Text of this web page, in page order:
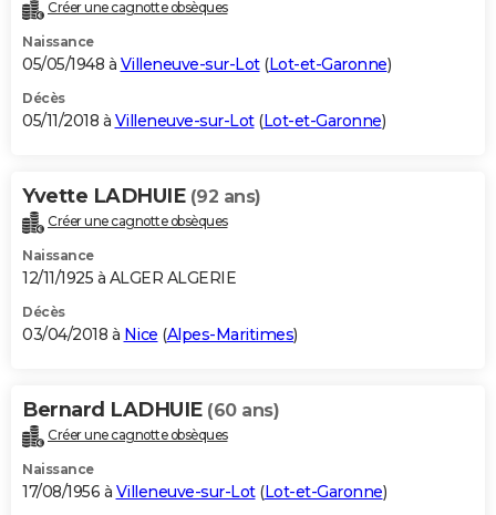
Créer une cagnotte obsèques
Naissance
05/05/1948 à Villeneuve-sur-Lot(Lot-et-Garonne)
Décès
05/11/2018 à Villeneuve-sur-Lot(Lot-et-Garonne)
Yvette LADHUIE (92 ans)
Créer une cagnotte obsèques
Naissance
12/11/1925 à ALGER ALGERIE
Décès
03/04/2018 à Nice (Alpes-Maritimes)
Bernard LADHUIE (60 ans)
Créer une cagnotte obsèques
Naissance
17/08/1956 à Villeneuve-sur-Lot(Lot-et-Garonne)